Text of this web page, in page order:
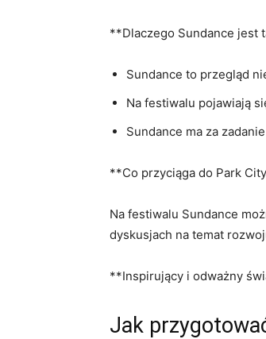
**Dlaczego Sundance jest
Sundance to przegląd
Na festiwalu pojawiają
Sundance ma za
**Co przyciąga do Park
Na festiwalu Sundance
dyskusjach na temat
**Inspirujący i odważny
Jak